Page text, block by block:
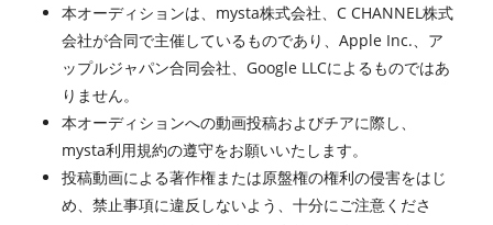
本オーディションは、mysta株式会社、C CHANNEL株式
会社が合同で主催しているものであり、Apple Inc.、ア
ップルジャパン合同会社、Google LLCによるものではあ
りません。
本オーディションへの動画投稿およびチアに際し、
mysta利用規約の遵守をお願いいたします。
投稿動画による著作権または原盤権の権利の侵害をはじ
め、禁止事項に違反しないよう、十分にご注意くださ